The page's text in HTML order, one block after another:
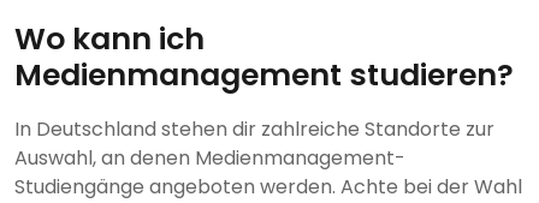
Wo kann ich
Medienmanagement studieren?
In Deutschland stehen dir zahlreiche Standorte zur
Auswahl, an denen Medienmanagement-
Studiengänge angeboten werden. Achte bei der Wahl